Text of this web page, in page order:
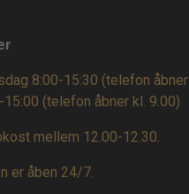
8:00-15:30 (telefon
15:00 (telefon åbner kl. 9.00)
mellem 12.00-12.30.
er åben 24/7.